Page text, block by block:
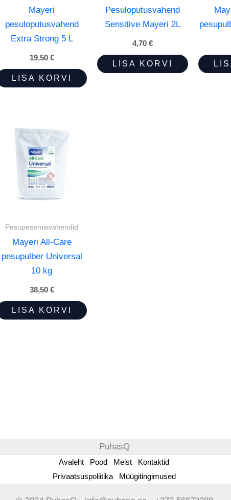
Mayeri
pesuloputusvahend
Extra Strong 5 L
19,50 €
LISA KORVI
Pesuloputusvahend
Sensitive Mayeri 2L
4,70€
LISA KORVI
Pesupesemisvahendid
Mayeri All-Care
pesupulber Universal
10 kg
38,50 €
LISA KORVI
PuhasQ
Avaleht Pood Meist
Kontaktid
Privaatsuspoliitika
Müügitingimused